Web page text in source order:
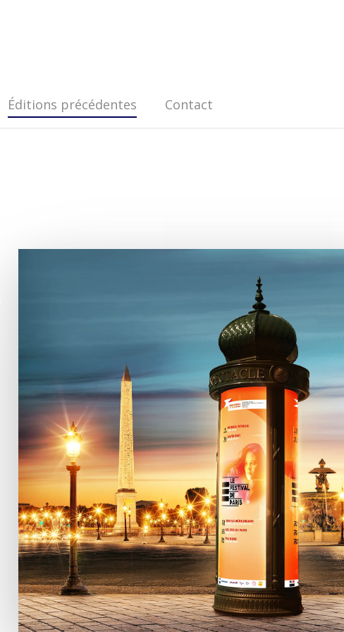
Éditions précédentes Contact